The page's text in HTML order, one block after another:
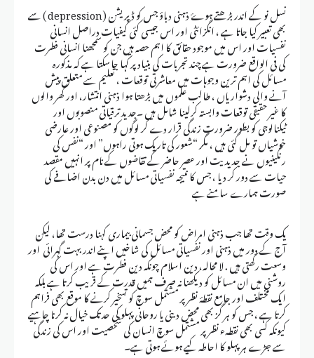
نسل نو کے اندر بڑھتے ہوۓ ذہنی دباؤ جس کو ڈپریشن (depression ) سے
بھی تعبیر کیا جاتا ہے ، انگزائٹی اور اس جیسی کئی کیفیات دراصل انسانی
نفسیات اور اس میں موجود حقائق کا اہم حصہ ہیں جن کو سمجھنا انسانی فطرت
کی فی الواقع ضرورت ہے چند تجربات کی بنیاد پر کہا جاسکتا ہے کہ مذکورہ
مسائل کی اہم ترین وجوہات میں معاشرتی توقعات ، تعلیم سے متعلق پیش
آنے والی دشواریاں ، طالب علموں میں بڑھتا ہوا ذہنی انتشار، اور گھر والوں
کا غیر حقیقی توقعات وابستہ کرلینا شامل ہیں ۔جدید ترقیاتی منصوبوں اور
ٹیکنالوجی کو بطور ضرورت زندگی قرار دے کر لوگوں کو مصنوعی اور عارضی
خوشیاں تو مل گئی ہیں ، مگر “شعور کی تاریک ہوتی راہوں” اور “نفس کی
رنگینیوں نے جدیدیت اور عصر حاضر کے تقاضوں کے نام پر انہیں مقصد
حیات سے دور کر دیا ، جس کا نتیجہ نفسیاتی مسائل میں دن بدن اضافے کی
صورت ہمارے سامنے ہے
یک وقت تھا جب ذہنی امراض کو محض جسمانی بیماری کہنا درست تھا، لیکن
آج کے دور میں ذہنی اور نفسیاتی مسائل کی شاخیں اپنے اندر بہت گہرائی اور
وسعت رکھتی ہیں . لا محالہ، دین اسلام چونکہ دین فطرت ہے اور اس کی
روشنی میں ان مسائل کو دیکھنا نہ صرف ہمیں قدرت کے قریب کرتا ہے بلکہ
ایک مختلف اور جامع نقطۂ نظر پر مشتمل سوچ کو تسخیر کرنے کا موقع بھی فراہم
کرتا ہے ، جس کو ہر گز بھی محض دینی یا روحانی پہلو کی حد تک خیال نہ کرنا چاہیے
کیونکہ کسی بھی نقطہء نظر پر مشتمل سوچ انسان کی شخصیت اور اس کی زندگی
سے جڑے ہر پہلو کا احاطہ کیے ہوئے ہوتی ہے۔